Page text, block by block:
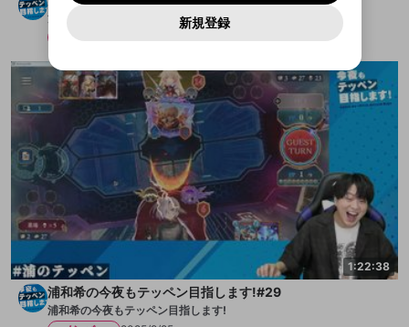
浦和希の今夜もテッペン目指します!
メンバー
1:22:38
浦和希の今夜もテッペン目指します!#29
浦和希の今夜もテッペン目指します!
Appleでサインアップ
mellow-fanの 利用規約・プライバシーポリシー・外部
サービスとのID連携に関する同意事項に同意頂いた上
で、次にお進みください
アカウント作成
mellow-fanからのお得な情報をメールで受
け取る
Appleでサインイン
mellow-fanの 利用規約・プライバシーポリシー・外部
サービスとのID連携に関する同意事項に同意頂いた上
で、次にお進みください
パスワードを忘れた方はこちら
アカウントをお持ちですか？アカウントを作成する
新規登録
一部サービスをご利用いただくには、生年月の
登録が必要です。
登録
あとで登録
入力
なりすまし行為
出会いを誘導する行為
ねずみ講やマルチ商法
誤解を招く配信設定
ゲームの録画禁止区域の配信
改造版・海賊版ソフトの配信
政治的・宗教的・人種的な内容
その他の問題
報告された問題については、利用規約に違反しているか
どうかをスタッフが確認します。
用することは、利用規約違反になります。
送信
閉じる
mellow-fanとは関わりがありません。Discordに関してのお
問い合わせにはお答えすることができません。Discordの仕
様変更により、限定コミュニティ特典の提供が終了する可能
します。
外部サービスとのID連携に関する同意事項
Discordとは？ Discordに参加する